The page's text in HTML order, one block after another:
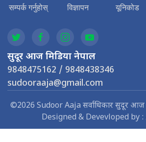
सम्पर्क गर्नुहोस् विज्ञापन यूनिकोड
सुदूर आज मिडिया नेपाल
9848475162 / 9848438346
sudooraaja@gmail.com
©2026 Sudoor Aaja सर्वाधिकार सुदूर आज
Designed & Devevloped by :